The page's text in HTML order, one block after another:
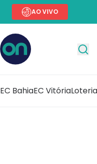
AO VIVO
EC BahiaEC Vitória